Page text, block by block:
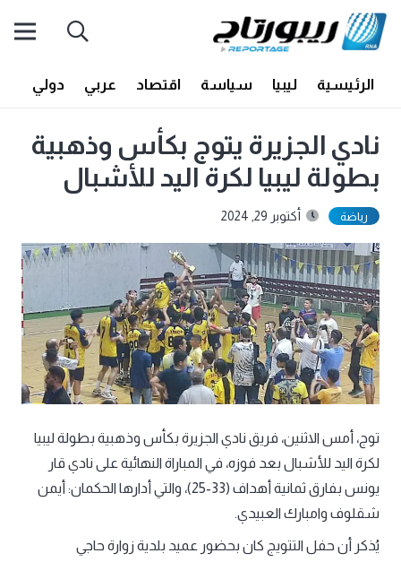
الرئيسية ليبيا سياسة اقتصاد عربي دولي
نادي الجزيرة يتوج بكأس وذهبية
بطولة ليبيا لكرة اليد للأشبال
رياضة أكتوبر 29, 2024
توج، أمس الاثنين، فريق نادي الجزيرة بكأس وذهبية بطولة ليبيا
لكرة اليد للأشبال بعد فوزه، في المباراة النهائية على نادي قار
يونس بفارق ثمانية أهداف (33-25)، والتي أدارها الحكمان: أيمن
شقلوف وامبارك العبيدي.
يُذكر أن حفل التتويج كان بحضور عميد بلدية زوارة حاجي